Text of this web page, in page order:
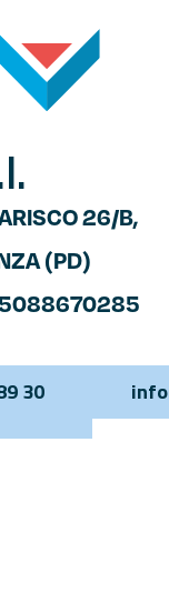
26/B,
(PD)
30